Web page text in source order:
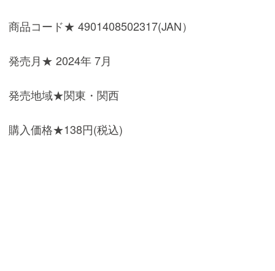
商品コード★ 4901408502317(JAN）
発売月★ 2024年 7月
発売地域★関東・関西
購入価格★138円(税込)